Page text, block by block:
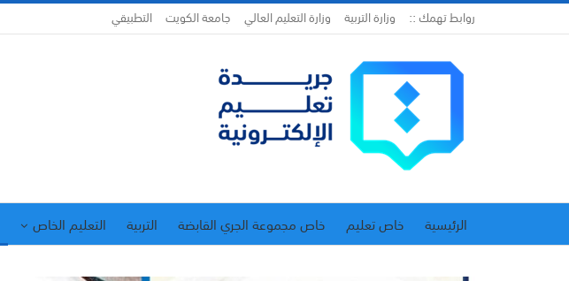
روابط تهمك :: وزارة التربية وزارة التعليم العالي جامعة الكويت التطبيقي
الرئيسية خاص تعليم خاص مجموعة الجري القابضة التربية التعليم الخاص